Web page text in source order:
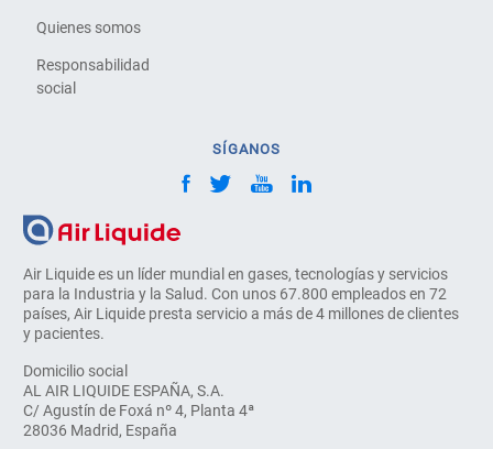
Air Liquide es un líder mundial en gases, tecnologías y servicios
para la Industria y la Salud. Con unos 67.800 empleados en 72
países, Air Liquide presta servicio a más de 4 millones de clientes
y pacientes.
Domicilio social
AL AIR LIQUIDE ESPAÑA, S.A.
C/ Agustín de Foxá nº 4, Planta 4ª
28036 Madrid, España
Quienes somos
Responsabilidad
social
SÍGANOS